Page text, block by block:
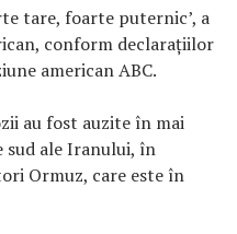
tare, foarte puternic’, a
conform declarațiilor
american ABC.
au fost auzite în mai
sud ale Iranului, în
Ormuz, care este în